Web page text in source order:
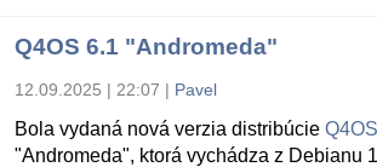
Q4OS 6.1 "Andromeda"
12.09.2025 | 22:07 | Pavel
Bola vydaná nová verzia distribúcie Q4OS
"Andromeda", ktorá vychádza z Debianu